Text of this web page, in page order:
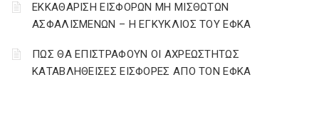
ΕΚΚΑΘΑΡΙΣΗ ΕΙΣΦΟΡΩΝ ΜΗ ΜΙΣΘΩΤΩΝ
ΑΣΦΑΛΙΣΜΕΝΩΝ – Η ΕΓΚΥΚΛΙΟΣ ΤΟΥ ΕΦΚΑ
ΠΩΣ ΘΑ ΕΠΙΣΤΡΑΦΟΥΝ ΟΙ ΑΧΡΕΩΣΤΗΤΩΣ
ΚΑΤΑΒΛΗΘΕΙΣΕΣ ΕΙΣΦΟΡΕΣ ΑΠΟ ΤΟΝ ΕΦΚΑ